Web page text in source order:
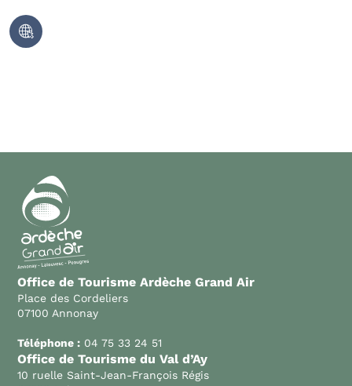
Office de Tourisme Ardèche Grand Air
Place des Cordeliers
07100 Annonay
Téléphone : 04 75 33 24 51
Office de Tourisme du Val d’Ay
10 ruelle Saint-Jean-François Régis